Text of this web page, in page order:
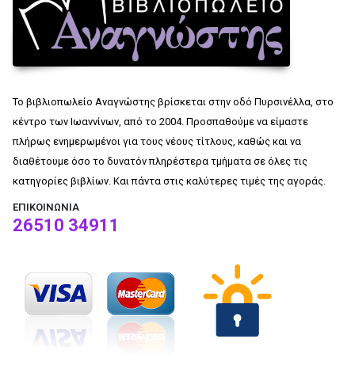
Το βιβλιοπωλείο Αναγνώστης βρίσκεται στην οδό Πυρσινέλλα, στο
κέντρο των Ιωαννίνων, από το 2004. Προσπαθούμε να είμαστε
πλήρως ενημερωμένοι για τους νέους τίτλους, καθώς και να
διαθέτουμε όσο το δυνατόν πληρέστερα τμήματα σε όλες τις
κατηγορίες βιβλίων. Και πάντα στις καλύτερες τιμές της αγοράς.
ΕΠΙΚΟΙΝΩΝΊΑ
26510 34911